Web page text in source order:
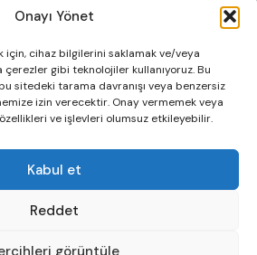
Onayı Yönet
için, cihaz bilgilerini saklamak ve/veya
gibi teknolojiler kullanıyoruz. Bu
sitedeki tarama davranışı veya benzersiz
izin verecektir. Onay vermemek veya
ve işlevleri olumsuz etkileyebilir.
Kabul et
Reddet
görüntüle